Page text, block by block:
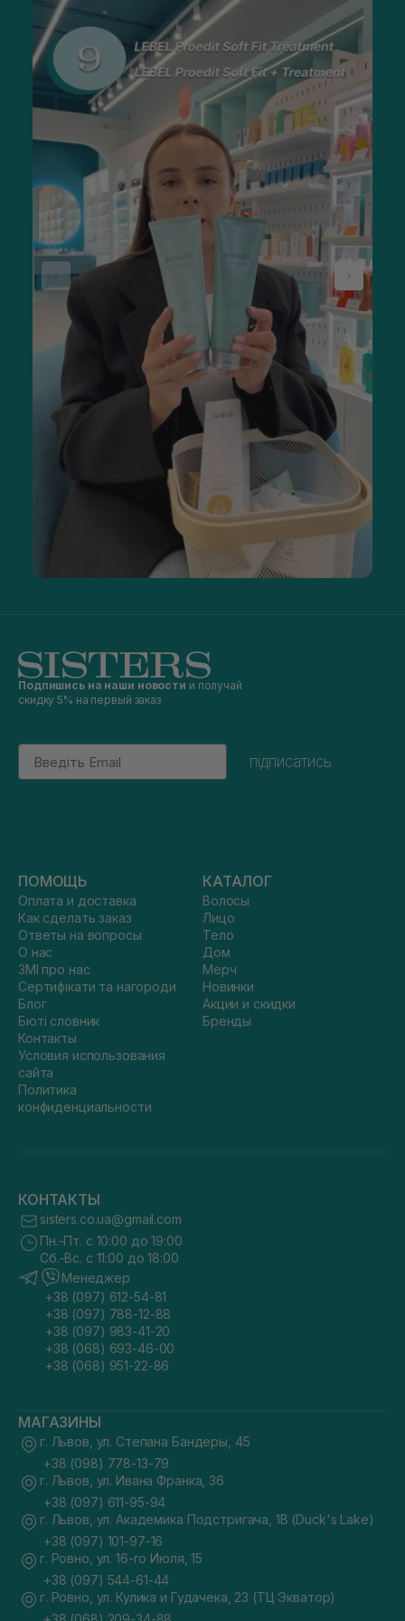
Подпишись на наши новости и получай
скидку 5% на первый заказ
Email
підписатись
ПОМОЩЬ
Оплата и доставка
Как сделать заказ
Ответы на вопросы
О нас
ЗМІ про нас
Сертифікати та нагороди
Блог
Бюті словник
Контакты
Условия использования
сайта
Политика
конфиденциальности
КАТАЛОГ
Волосы
Лицо
Тело
Дом
Мерч
Новинки
Акции и скидки
Бренды
КОНТАКТЫ
sisters.co.ua@gmail.com
Пн.-Пт. с 10:00 до 19:00
Сб.-Вс. с 11:00 до 18:00
Менеджер
+38 (097) 612-54-81
+38 (097) 788-12-88
+38 (097) 983-41-20
+38 (068) 693-46-00
+38 (068) 951-22-86
МАГАЗИНЫ
г. Львов, ул. Степана Бандеры, 45
+38 (098) 778-13-79
г. Львов, ул. Ивана Франка, 36
+38 (097) 611-95-94
г. Львов, ул. Академика Подстригача, 1В (Duck's Lake)
+38 (097) 101-97-16
г. Ровно, ул. 16-го Июля, 15
+38 (097) 544-61-44
г. Ровно, ул. Кулика и Гудачека, 23 (ТЦ Экватор)